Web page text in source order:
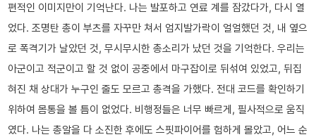
편적인 이미지만이 기억난다. 나는 발포하고 연료 계를 잠갔다가, 다시 열
었다. 조명탄 총이 부츠를 자꾸만 쳐서 엄지발가락이 얼얼했던 것, 내 옆으
로 폭격기가 날았던 것, 무시무시한 총소리가 났던 것을 기억한다. 우리는
아군이고 적군이고 할 것 없이 공중에서 마구잡이로 뒤섞여 있었고, 뒤집
혀진 채 상대가 누구인 줄도 모르고 총격을 가했다. 전대 코드를 확인하기
위하여 몸통을 볼 틈이 없었다. 비행정들은 너무 빠르게, 필사적으로 움직
였다. 나는 총알을 다 소진한 후에도 스핏파이어를 험하게 몰았고, 어느 순